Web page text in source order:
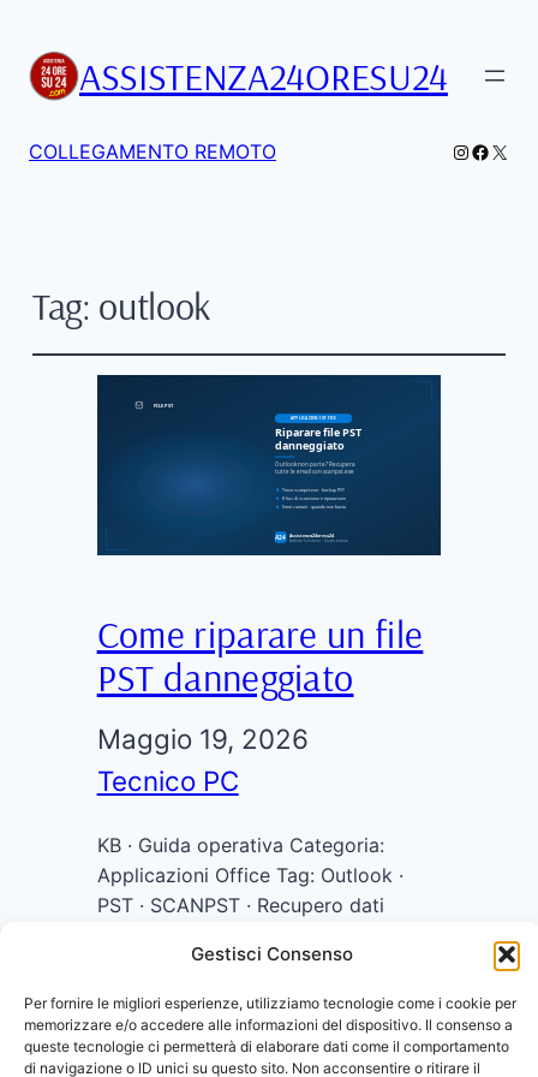
Gestisci Consenso
Per fornire le migliori esperienze, utilizziamo tecnologie come i cookie per
memorizzare e/o accedere alle informazioni del dispositivo. Il consenso a
queste tecnologie ci permetterà di elaborare dati come il comportamento
di navigazione o ID unici su questo sito. Non acconsentire o ritirare il
ASSISTENZA24ORESU24
COLLEGAMENTO REMOTO X
Tag: outlook
Come riparare un file
PST danneggiato
Maggio 19, 2026
Tecnico PC
KB · Guida operativa Categoria:
Applicazioni Office Tag: Outlook ·
PST · SCANPST · Recupero dati
danneggiato di Outlook con
SCANPST Outlook non si apre, si
blocca su “Elaborazione” o ti mostra
errori sulle cartelle? Nella maggior